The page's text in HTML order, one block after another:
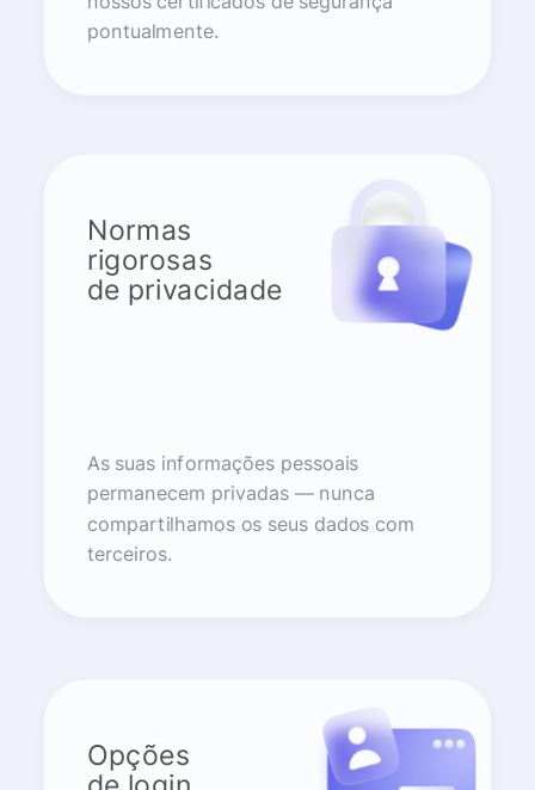
pontualmente.
Normas
rigorosas
de privacidade
As suas informações pessoais
permanecem privadas — nunca
compartilhamos os seus dados com
terceiros.
Opções